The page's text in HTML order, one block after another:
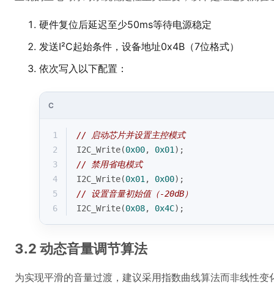
硬件复位后延迟至少50ms等待电源稳定
发送I²C起始条件，设备地址0x4B（7位格式）
依次写入以下配置：
C
1
// 启动芯片并设置主控模式
2
I2C_Write(0x00, 0x01 );
3
// 禁用省电模式
4
I2C_Write(0x01 , 0x00);
5
// 设置音量初始值（-20dB）
6
I2C_Write(0x08, 0x4C);
3.2 动态音量调节算法
为实现平滑的音量过渡，建议采用指数曲线算法而非线性变